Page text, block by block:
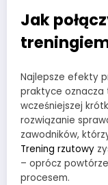
Jak
Najlepsze efekty
praktyce oznacza
wcześniejszej
rozwiązanie
zawodników,
Trening rzutowy
– oprócz
procesem.